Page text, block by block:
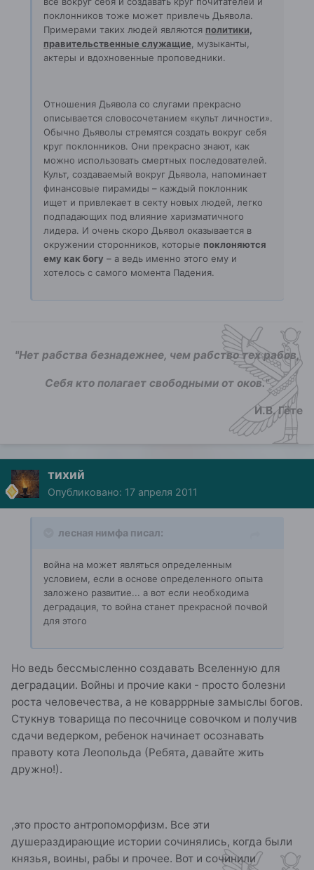
поклонников тоже может привлечь Дьявола.
Примерами таких людей являются политики,
правительственные служащие , музыканты,
актеры и вдохновенные проповедники.
Отношения Дьявола со слугами прекрасно
описывается словосочетанием «культ личности».
Обычно Дьяволы стремятся создать вокруг себя
круг поклонников. Они прекрасно знают, как
можно использовать смертных последователей.
Культ, создаваемый вокруг Дьявола, напоминает
финансовые пирамиды – каждый поклонник
ищет и привлекает в секту новых людей, легко
подпадающих под влияние харизматичного
лидера. И очень скоро Дьявол оказывается в
окружении сторонников, которые поклоняются
ему как богу – а ведь именно этого ему и
хотелось с самого момента Падения.
"Нет рабства безнадежнее, чем рабство тех рабов,
Себя кто полагает свободными от оков."
И.В. Гёте
тихий
Опубликовано: 17 апреля 2011
лесная нимфа писал:
война на может являться определенным
условием, если в основе определенного опыта
заложено развитие... а вот если необходима
деградация, то война станет прекрасной почвой
для этого
Но ведь бессмысленно создавать Вселенную для
деградации. Войны и прочие каки - просто болезни
роста человечества, а не коварррные замыслы богов.
Стукнув товарища по песочнице совочком и получив
сдачи ведерком, ребенок начинает осознавать
правоту кота Леопольда (Ребята, давайте жить
дружно!).
,это просто антропоморфизм. Все эти
душераздирающие истории сочинялись, когда были
князья, воины, рабы и прочее. Вот и сочинили